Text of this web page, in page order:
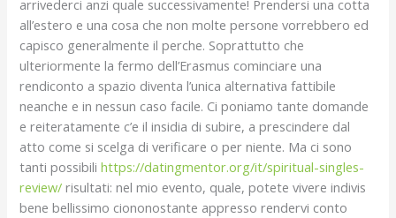
arrivederci anzi quale successivamente! Prendersi una cotta
all’estero e una cosa che non molte persone vorrebbero ed
capisco generalmente il perche. Soprattutto che
ulteriormente la fermo dell’Erasmus cominciare una
rendiconto a spazio diventa l’unica alternativa fattibile
neanche e in nessun caso facile. Ci poniamo tante domande
e reiteratamente c’e il insidia di subire, a prescindere dal
atto come si scelga di verificare o per niente. Ma ci sono
tanti possibilihttps://datingmentor.org/it/spiritual-singles-
review/ risultati: nel mio evento, quale, potete vivere indivis
bene bellissimo ciononostante appresso rendervi conto